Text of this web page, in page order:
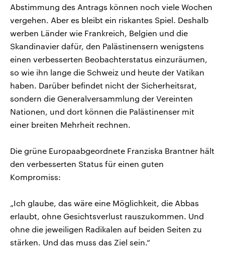
Abstimmung des Antrags können noch viele Wochen
vergehen. Aber es bleibt ein riskantes Spiel. Deshalb
werben Länder wie Frankreich, Belgien und die
Skandinavier dafür, den Palästinensern wenigstens
einen verbesserten Beobachterstatus einzuräumen,
so wie ihn lange die Schweiz und heute der Vatikan
haben. Darüber befindet nicht der Sicherheitsrat,
sondern die Generalversammlung der Vereinten
Nationen, und dort können die Palästinenser mit
einer breiten Mehrheit rechnen.
Die grüne Europaabgeordnete Franziska Brantner hält
den verbesserten Status für einen guten
Kompromiss:
„Ich glaube, das wäre eine Möglichkeit, die Abbas
erlaubt, ohne Gesichtsverlust rauszukommen. Und
ohne die jeweiligen Radikalen auf beiden Seiten zu
stärken. Und das muss das Ziel sein.“